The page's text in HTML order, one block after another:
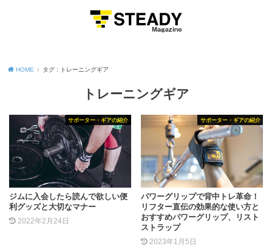
HOME タグ : トレーニングギア
トレーニングギア
サポーター・ギアの紹介
ジムに入会したら読んで欲しい便
利グッズと大切なマナー
2022年2月24日
サポーター・ギアの紹介
パワーグリップで背中トレ革命！
リフター直伝の効果的な使い方と
おすすめパワーグリップ、リスト
ストラップ
2023年1月5日